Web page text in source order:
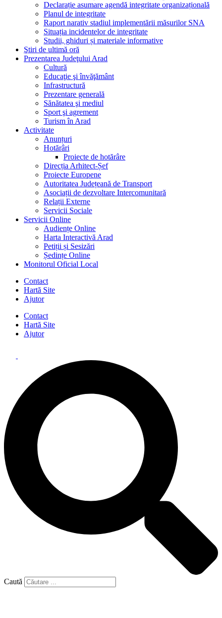
Declarație asumare agendă integritate organizațională
Planul de integritate
Raport narativ stadiul implementării măsurilor SNA
Situația incidentelor de integritate
Studii, ghiduri și materiale informative
Ştiri de ultimă oră
Prezentarea Judeţului Arad
Cultură
Educaţie şi învăţământ
Infrastructură
Prezentare generală
Sănătatea şi mediul
Sport şi agrement
Turism în Arad
Activitate
Anunțuri
Hotărâri
Proiecte de hotărâre
Direcția Arhitect-Șef
Proiecte Europene
Autoritatea Județeană de Transport
Asociații de dezvoltare Intercomunitară
Relații Externe
Servicii Sociale
Servicii Online
Audiențe Online
Harta Interactivă Arad
Petiții și Sesizări
Ședințe Online
Monitorul Oficial Local
Contact
Hartă Site
Ajutor
Contact
Hartă Site
Ajutor
Caută